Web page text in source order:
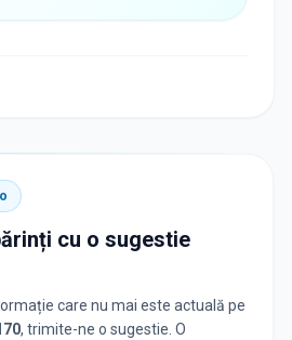
cu o sugestie
care nu mai este actuală pe
, trimite-ne o sugestie. O